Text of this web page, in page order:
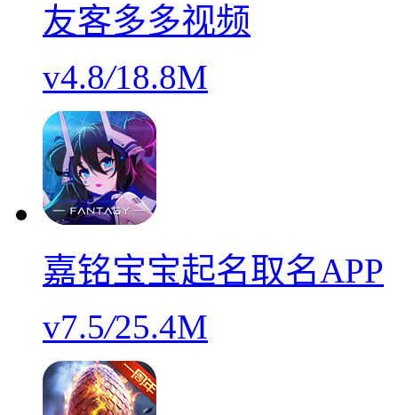
友客多多视频
v4.8/18.8M
嘉铭宝宝起名取名APP
v7.5/25.4M